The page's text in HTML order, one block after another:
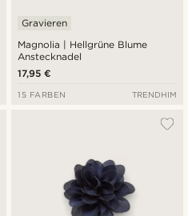
Magnolia | Hellgrüne Blume
Anstecknadel
Gravieren
17,95 €
15 FARBEN TRENDHIM